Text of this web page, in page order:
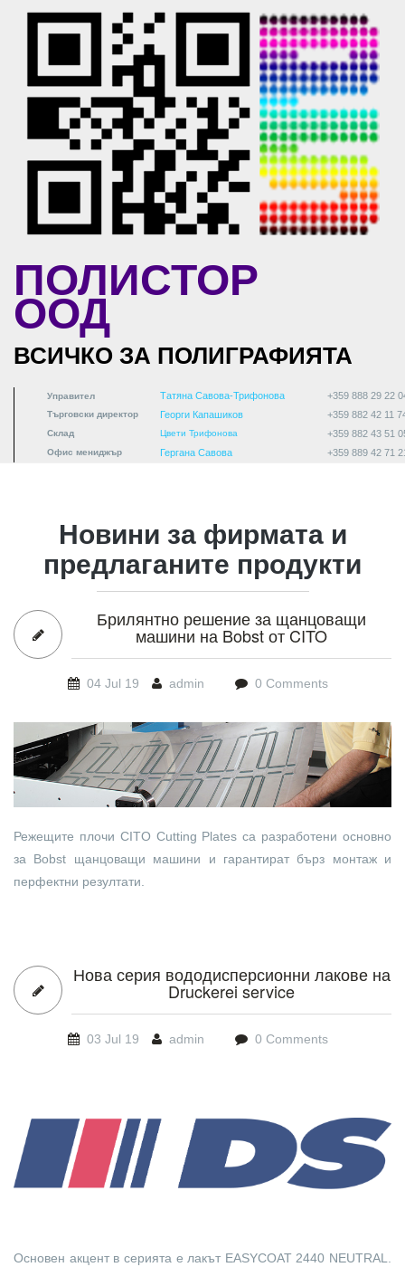
Skip to main content
ПОЛИСТОР
ООД
ВСИЧКО ЗА ПОЛИГРАФИЯТА
Управител Татяна Савова-Трифонова +359 888 29 22
Търговски директор Георги Капашиков +359 882 42 11
Склад Цвети Трифонова +359 882 43 51
Офис мениджър Гергана Савова +359 889 42 71
Новини за фирмата и
предлаганите продукти
Брилянтно решение за щанцоващи
машини на Bobst от CITO
04 Jul 19 admin 0 Comments
Режещите плочи CITO Cutting Plates са разработени основно
за Bobst щанцоващи машини и гарантират бърз монтаж и
перфектни резултати.
Нова серия вододисперсионни лакове на
Druckerei service
03 Jul 19 admin 0 Comments
DS_PMS-png.png
Основен акцент в серията е лакът EASYCOAT 2440 NEUTRAL.